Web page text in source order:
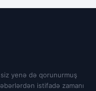
yenə də qorunurmuş
istifadə zamanı